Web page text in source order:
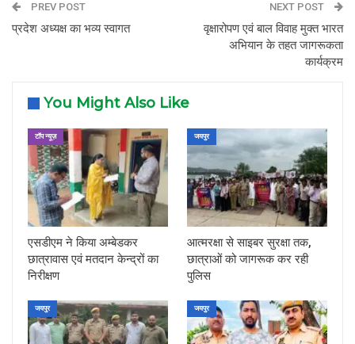
PREV POST
प्रदेश अध्यक्ष का भव्य स्वागत
NEXT POST
वृक्षारोपण एवं बाल विवाह मुक्त भारत
अभियान के तहत जागरूकता
कार्यक्रम
You Might Also Like
टॉप न्यूज़
एसडीएम ने किया अम्बेडकर
छात्रावास एवं मतदान केन्द्रों का
निरीक्षण
जयपुर
आत्मरक्षा से साइबर सुरक्षा तक,
छात्राओं को जागरूक कर रही
पुलिस
जयपुर जयपुर